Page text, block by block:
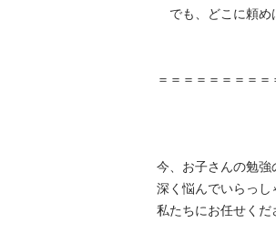
でも、どこに頼め
＝＝＝＝＝＝＝＝
今、お子さんの勉強
深く悩んでいらっし
私たちにお任せくだ